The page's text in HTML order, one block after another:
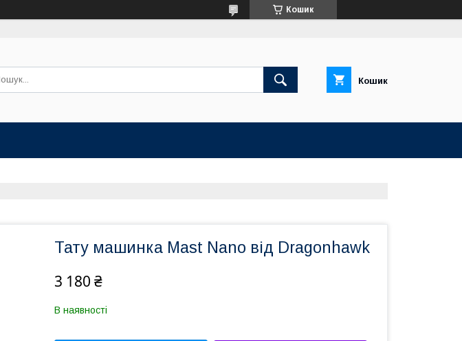
Кошик
Кошик
Тату машинка Mast Nano від Dragonhawk
3 180 ₴
В наявності